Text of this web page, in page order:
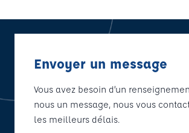
Envoyer un message
Vous avez besoin d’un
nous un message, nous vous
les meilleurs délais.